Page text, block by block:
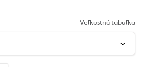
Veľkostná tabuľka